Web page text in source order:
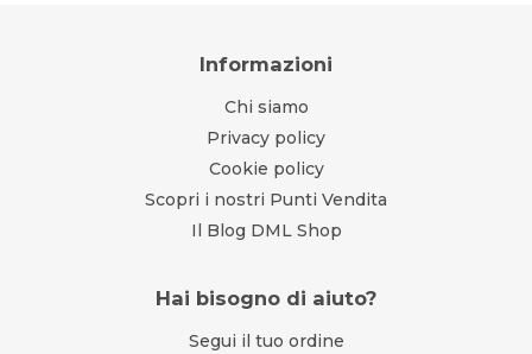
Informazioni
Chi siamo
Privacy policy
Cookie policy
Scopri i nostri Punti Vendita
Il Blog DML Shop
Hai bisogno di aiuto?
Segui il tuo ordine